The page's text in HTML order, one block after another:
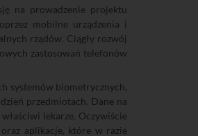
na prowadzenie projektu
mobilne urządzenia i
rządów. Ciągły rozwój
zastosowań telefonów
systemów biometrycznych,
przedmiotach. Dane na
lekarze. Oczywiście
aplikacje, które w razie